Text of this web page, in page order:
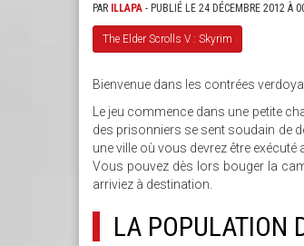
PAR ILLAPA - PUBLIÉ LE 24 DÉCEMBRE 2012 À
The Elder Scrolls V : Skyrim
Bienvenue dans les contrées
Le jeu commence dans une petite
des prisonniers se sent soudain de
une ville où vous devrez être
Vous pouvez dès lors bouger la
arriviez à destination.
LA POPULATION